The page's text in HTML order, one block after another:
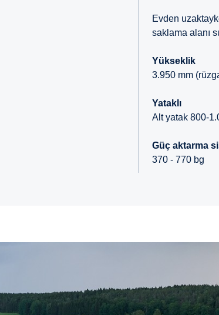
Evden
saklama alanı
Yükseklik
3.950 mm
Yataklı
Alt yatak 800-
Güç aktarma
370 - 770 bg